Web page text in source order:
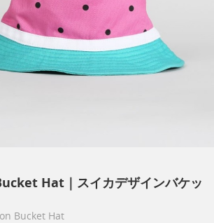
Hat｜スイカデザインバケッ
Bucket Hat